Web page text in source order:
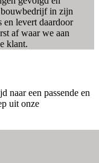
bouwbedrijf in zijn
levert daardoor
af waar we aan
klant.
naar een passende en
uit onze